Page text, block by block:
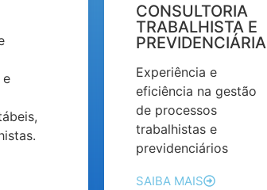
e
CONSULTORIA
TRABALHISTA E
PREVIDENCIÁRIA
Experiência e
eficiência na gestão
de processos
trabalhistas e
previdenciários
SAIBA MAIS